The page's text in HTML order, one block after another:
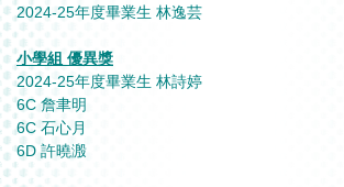
2024-25年度畢業生 林逸芸
小學組 優異獎
2024-25年度畢業生 林詩婷
6C 詹聿明
6C 石心月
6D 許曉溵